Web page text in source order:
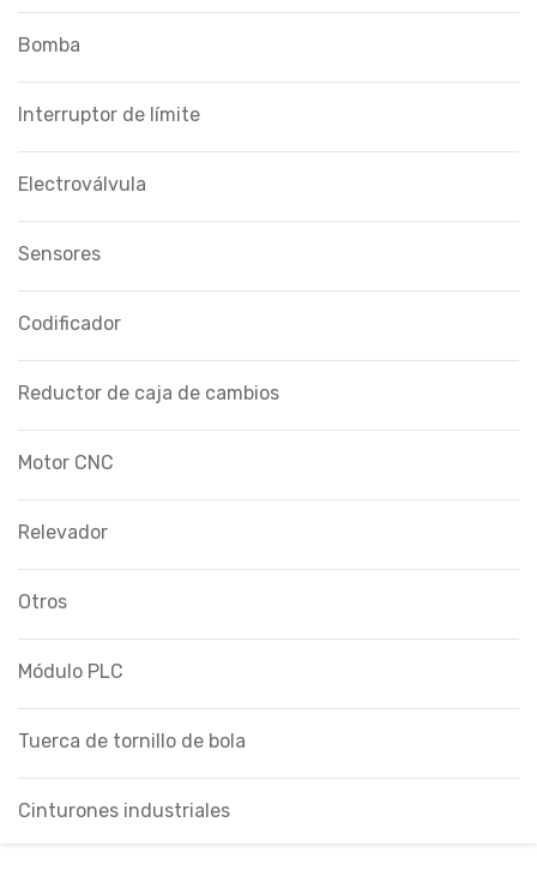
Bomba
Interruptor de límite
Electroválvula
Sensores
Codificador
Reductor de caja de cambios
Motor CNC
Relevador
Otros
Módulo PLC
Tuerca de tornillo de bola
Cinturones industriales